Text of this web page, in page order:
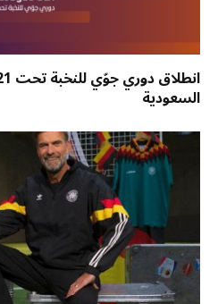
السعودية